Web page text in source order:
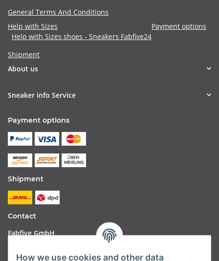
General Terms And Conditions
Help with Sizes
Help with Sizes shoes - Sneakers Fabfive24
Payment options
Shipment
About us
Sneaker info Service
Payment options
Shipment
Contact
Fabfive GmbH
How we use cookies and other data